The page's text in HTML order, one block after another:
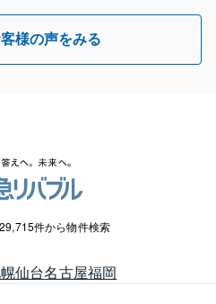
様の声をみる
件から物件検索
仙台名古屋福岡